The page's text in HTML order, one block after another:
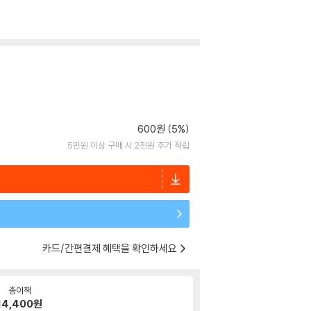
600원 (5%)
5만원 이상 구매 시 2천원 추가 적립
카드/간편결제 혜택을 확인하세요
종이책
원